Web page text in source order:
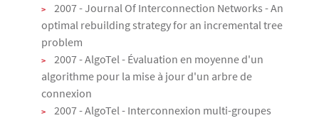
2007 - Journal Of Interconnection Networks - An
optimal rebuilding strategy for an incremental tree
problem
2007 - AlgoTel - Évaluation en moyenne d'un
algorithme pour la mise à jour d'un arbre de
connexion
2007 - AlgoTel - Interconnexion multi-groupes